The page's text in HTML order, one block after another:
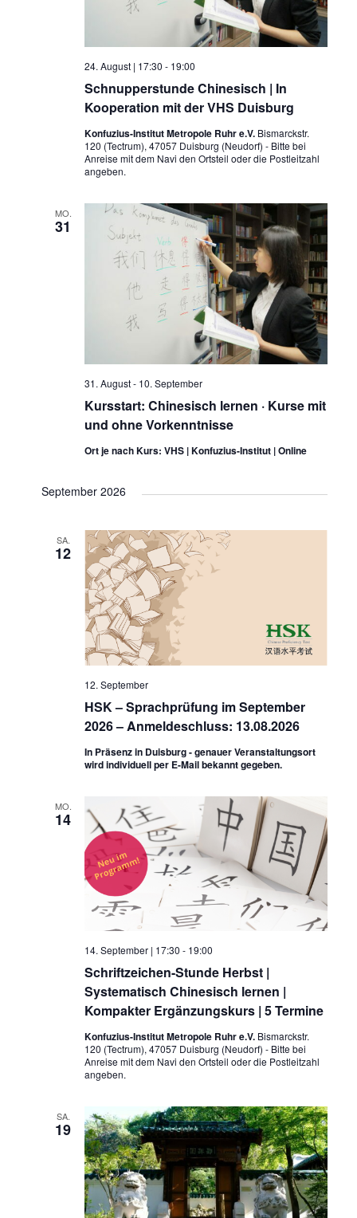
Schnupperstunde Chinesisch | In
Kooperation mit der VHS Duisburg
24. August | 17:30 - 19:00
Konfuzius-Institut Metropole Ruhr e.V. Bismarckstr.
120 (Tectrum), 47057 Duisburg (Neudorf) - Bitte bei
Anreise mit dem Navi den Ortsteil oder die Postleitzahl
angeben.
MO.
31
Kursstart: Chinesisch lernen · Kurse mit
und ohne Vorkenntnisse
31. August- 10. September
Ort je nach Kurs: VHS | Konfuzius-Institut | Online
September 2026
SA.
12
HSK – Sprachprüfung im September
2026 – Anmeldeschluss: 13.08.2026
12. September
In Präsenz in Duisburg - genauer Veranstaltungsort
wird individuell per E-Mail bekannt gegeben.
MO.
14
Schriftzeichen-Stunde Herbst |
Systematisch Chinesisch lernen |
Kompakter Ergänzungskurs | 5 Termine
14. September | 17:30 - 19:00
Konfuzius-Institut Metropole Ruhr e.V. Bismarckstr.
120 (Tectrum), 47057 Duisburg (Neudorf) - Bitte bei
Anreise mit dem Navi den Ortsteil oder die Postleitzahl
angeben.
SA.
19